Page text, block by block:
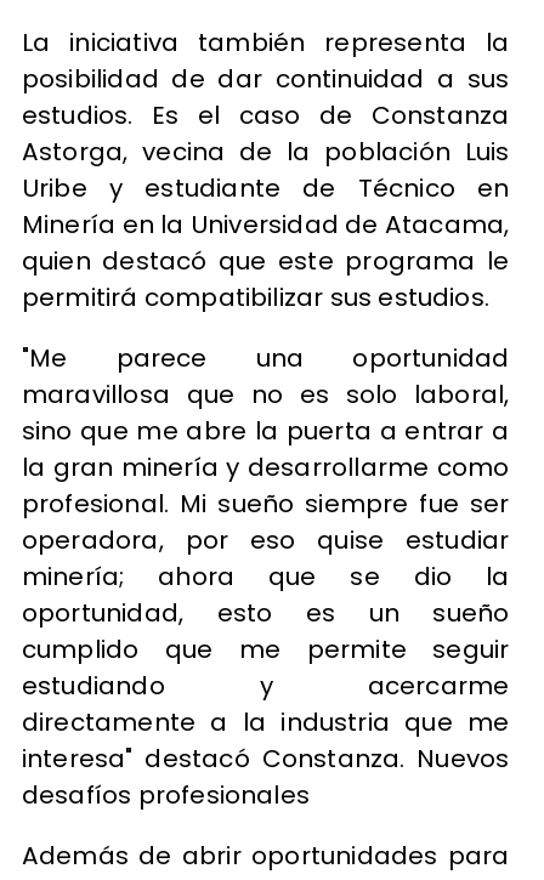
La iniciativa también representa la
posibilidad de dar continuidad a sus
estudios. Es el caso de Constanza
Astorga, vecina de la población Luis
Uribe y estudiante de Técnico en
Minería en la Universidad de Atacama,
quien destacó que este programa le
permitirá compatibilizar sus estudios.
"Me parece una oportunidad
maravillosa que no es solo laboral,
sino que me abre la puerta a entrar a
la gran minería y desarrollarme como
profesional. Mi sueño siempre fue ser
operadora, por eso quise estudiar
minería; ahora que se dio la
oportunidad, esto es un sueño
cumplido que me permite seguir
estudiando y acercarme
directamente a la industria que me
interesa" destacó Constanza. Nuevos
desafíos profesionales
Además de abrir oportunidades para